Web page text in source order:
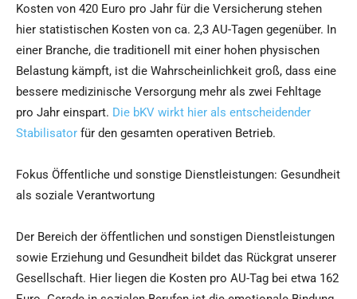
Kosten von 420 Euro pro Jahr für die Versicherung stehen
hier statistischen Kosten von ca. 2,3 AU-Tagen gegenüber. In
einer Branche, die traditionell mit einer hohen physischen
Belastung kämpft, ist die Wahrscheinlichkeit groß, dass eine
bessere medizinische Versorgung mehr als zwei Fehltage
pro Jahr einspart. Die bKV wirkt hier als entscheidender
Stabilisator für den gesamten operativen Betrieb.
Fokus Öffentliche und sonstige Dienstleistungen: Gesundheit
als soziale Verantwortung
Der Bereich der öffentlichen und sonstigen Dienstleistungen
sowie Erziehung und Gesundheit bildet das Rückgrat unserer
Gesellschaft. Hier liegen die Kosten pro AU-Tag bei etwa 162